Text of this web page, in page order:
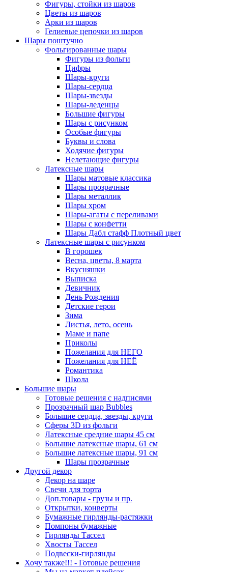
Фигуры, стойки из шаров
Цветы из шаров
Арки из шаров
Гелиевые цепочки из шаров
Шары поштучно
Фольгированные шары
Фигуры из фольги
Цифры
Шары-круги
Шары-сердца
Шары-звезды
Шары-леденцы
Большие фигуры
Шары с рисунком
Особые фигуры
Буквы и слова
Ходячие фигуры
Нелетающие фигуры
Латексные шары
Шары матовые классика
Шары прозрачные
Шары металлик
Шары хром
Шары-агаты с переливами
Шары с конфетти
Шары Дабл стафф Плотный цвет
Латексные шары с рисунком
В горошек
Весна, цветы, 8 марта
Вкусняшки
Выписка
Девичник
День Рождения
Детские герои
Зима
Листья, лето, осень
Маме и папе
Приколы
Пожелания для НЕГО
Пожелания для НЕЁ
Романтика
Школа
Большие шары
Готовые решения с надписями
Прозрачный шар Bubbles
Большие сердца, звезды, круги
Сферы 3D из фольги
Латексные средние шары 45 см
Большие латексные шары, 61 см
Большие латексные шары, 91 см
Шары прозрачные
Другой декор
Декор на шаре
Свечи для торта
Доп.товары - грузы и пр.
Открытки, конверты
Бумажные гирлянды-растяжки
Помпоны бумажные
Гирлянды Тассел
Хвосты Тассел
Подвески-гирлянды
Хочу также!!! - Готовые решения